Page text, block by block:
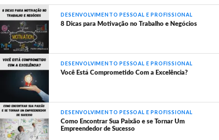
DESENVOLVIMENTO PESSOAL E PROFISSIONAL
8 Dicas para Motivação no Trabalho e Negócios
DESENVOLVIMENTO PESSOAL E PROFISSIONAL
Você Está Comprometido Com a Excelência?
DESENVOLVIMENTO PESSOAL E PROFISSIONAL
Como Encontrar Sua Paixão e se Tornar Um
Empreendedor de Sucesso